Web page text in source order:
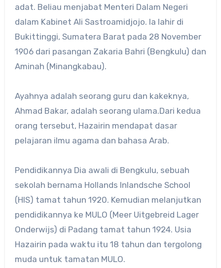
adat. Beliau menjabat Menteri Dalam Negeri
dalam Kabinet Ali Sastroamidjojo. Ia lahir di
Bukittinggi, Sumatera Barat pada 28 November
1906 dari pasangan Zakaria Bahri (Bengkulu) dan
Aminah (Minangkabau).
Ayahnya adalah seorang guru dan kakeknya,
Ahmad Bakar, adalah seorang ulama.Dari kedua
orang tersebut, Hazairin mendapat dasar
pelajaran ilmu agama dan bahasa Arab.
Pendidikannya Dia awali di Bengkulu, sebuah
sekolah bernama Hollands Inlandsche School
(HIS) tamat tahun 1920. Kemudian melanjutkan
pendidikannya ke MULO (Meer Uitgebreid Lager
Onderwijs) di Padang tamat tahun 1924. Usia
Hazairin pada waktu itu 18 tahun dan tergolong
muda untuk tamatan MULO.